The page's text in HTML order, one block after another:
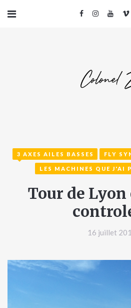
3 AXES AILES BASSES FLY
LES MACHINES QUE J'AI
Tour de Lyon
16 juillet